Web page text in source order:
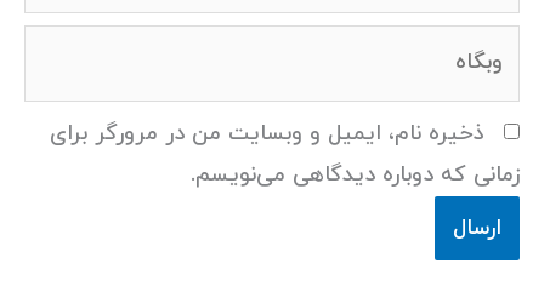
وبگاه
ذخیره نام، ایمیل و وبسایت من در مرورگر برای
زمانی که دوباره دیدگاهی می‌نویسم.